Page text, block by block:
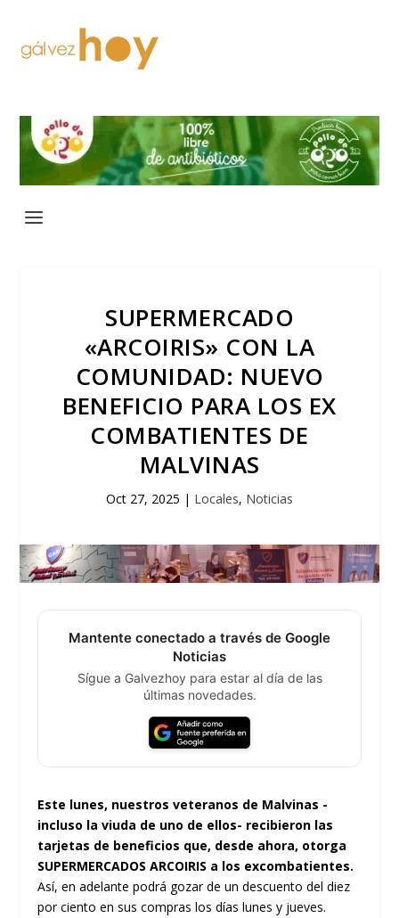
SUPERMERCADO
«ARCOIRIS» CON LA
COMUNIDAD: NUEVO
BENEFICIO PARA LOS EX
COMBATIENTES DE
MALVINAS
Oct 27, 2025 | Locales, Noticias
Mantente conectado a través de Google
Noticias
Sígue a Galvezhoy para estar al día de las
últimas novedades.
Este lunes, nuestros veteranos de Malvinas -
incluso la viuda de uno de ellos- recibieron las
tarjetas de beneficios que, desde ahora, otorga
SUPERMERCADOS ARCOIRIS a los excombatientes.
Así, en adelante podrá gozar de un descuento del diez
por ciento en sus compras los días lunes y jueves.